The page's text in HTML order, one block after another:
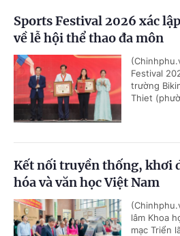
Sports Festival 2026 xác
về lễ hội thể thao đa môn
Festival
trường
Thiet
Kết nối truyền thống, khơi
hóa và văn học Việt Nam
lâm Khoa
mạc Triển